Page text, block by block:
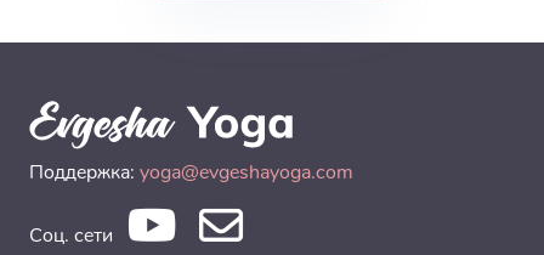
Поддержка: yoga@evgeshayoga.com
Соц. сети